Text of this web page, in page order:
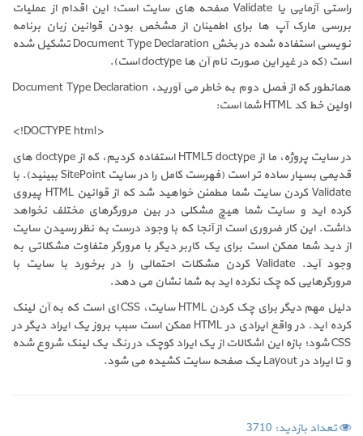
راستی آزمایی یا Validate صفحه های سایت است؛ این اقدام از عملیات
بررسی مارک آپ ها برای اطمینان از مشخص بودن قوانین زبان برنامه
نویسی استفاده شده در بخش Document Type Declaration تشکیل شده
است (که در غیر این صورت نام آن ها doctype است).
همانطور که از فصل دوم به خاطر می آورید، Document Type Declaration
اولین خط کد HTML شما است:
<!DOCTYPE html>
در سایت پروژه، ما از HTML5 doctype استفاده کردیم، که از doctype های
قدیمی بسیار ساده تر است (فهرست کامل را در سایت SitePoint ببینید). با
Validate کردن سایت شما مطمئن خواهید شد که از قوانین HTML پیروی
کرده اید و سایت شما هیچ مشکلی در بین مرورگرهای مختلف نخواهد
داشت. این کار ضروری است از آنجا که با وجود درست به نظر رسیدن سایت
از دید شما ممکن است برای یک کاربر دیگر با مرورگر متفاوت مشکلاتی به
وجود آید. Validate کردن مشکلات احتمالی را در برخورد با سایت با
مرورگرهایی که چک نکرده اید به شما نشان می دهد.
دلیل مهم دیگر برای چک کردن HTML سایت، CSS ای است که به آن لینک
کرده اید. در واقع ایرادی در HTML ممکن است سبب بروز یک ایراد دیگر در
CSS شود؛ بازه این اشکالات از یک ایراد کوچک در رنگ یک لینک شروع شده
و تا ایراد در Layout یک صفحه سایت کشیده می شود.
تعداد بازدید: 3710